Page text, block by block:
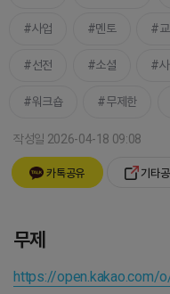
사업 멘토
선전 소셜
워크숍 무제한
작성일 2026-04-18 09:08
카톡공유 기타
무제
https://open.kakao.com/